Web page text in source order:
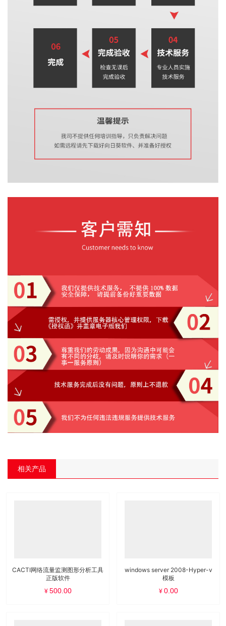
相关产品